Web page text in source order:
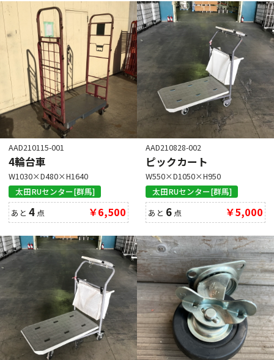
AAD210115-001
4輪台車
W1030×D480×H1640
太田RUセンター[群馬]
あと4 点 ￥6,500
AAD210828-002
ピックカート
W550×D1050×H950
太田RUセンター[群馬]
あと 6 点 ￥5,000